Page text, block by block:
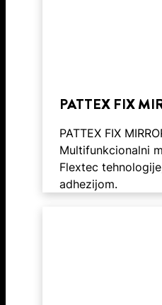
PATTEX FIX
PATTEX FIX
Multifunkcionalni
Flextec
adhezijom.